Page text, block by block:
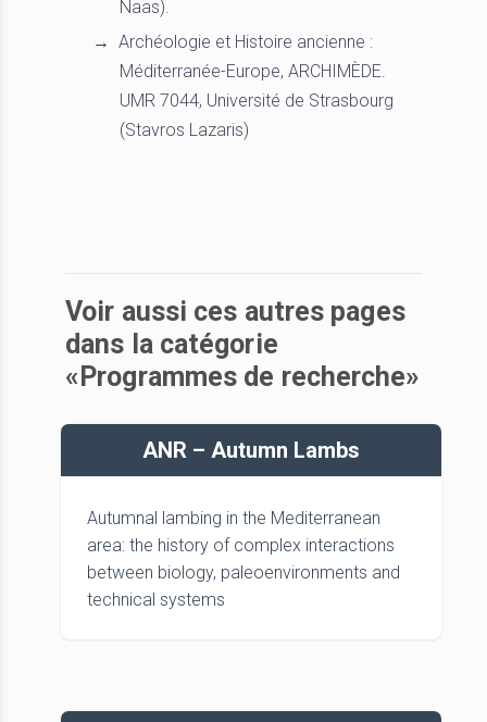
Naas).
Archéologie et Histoire ancienne :
Méditerranée-Europe, ARCHIMÈDE.
UMR 7044, Université de Strasbourg
(Stavros Lazaris)
Voir aussi ces autres pages
dans la catégorie
«Programmes de recherche»
ANR – Autumn Lambs
Autumnal lambing in the Mediterranean
area: the history of complex interactions
between biology, paleoenvironments and
technical systems